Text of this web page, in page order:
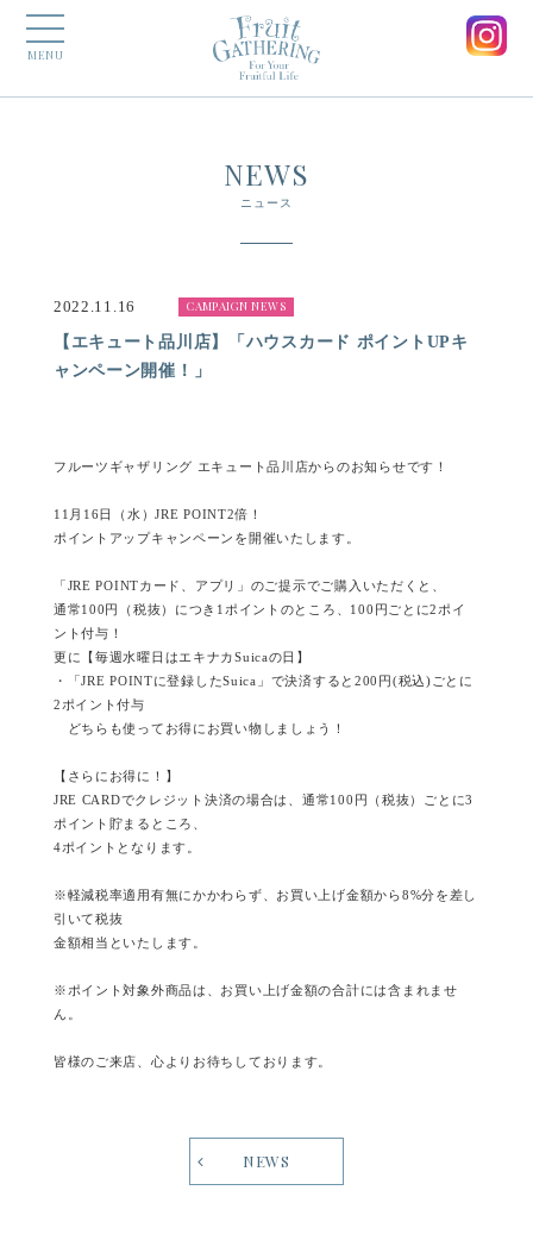
MENU
NEWS
ニュース
2022.11.16 CAMPAIGN NEWS
【エキュート品川店】「ハウスカード ポイントUPキ
ャンペーン開催！」
フルーツギャザリング エキュート品川店からのお知らせです！
11月16日（水）JRE POINT2倍！
ポイントアップキャンペーンを開催いたします。
「JRE POINTカード、アプリ」のご提示でご購入いただくと、
通常100円（税抜）につき1ポイントのところ、100円ごとに2ポイ
ント付与！
更に【毎週水曜日はエキナカSuicaの日】
・「JRE POINTに登録したSuica」で決済すると200円(税込)ごとに
2ポイント付与
どちらも使ってお得にお買い物しましょう！
【さらにお得に！】
JRE CARDでクレジット決済の場合は、通常100円（税抜）ごとに3
ポイント貯まるところ、
4ポイントとなります。
※軽減税率適用有無にかかわらず、お買い上げ金額から8%分を差し
引いて税抜
金額相当といたします。
※ポイント対象外商品は、お買い上げ金額の合計には含まれませ
ん。
皆様のご来店、心よりお待ちしております。
NEWS